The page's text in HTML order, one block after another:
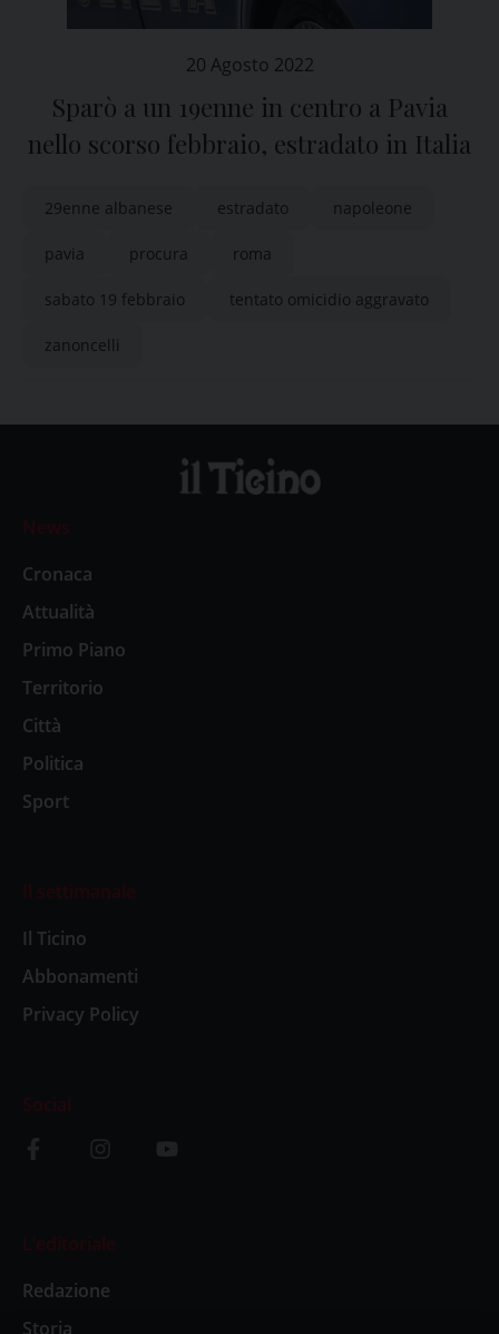
20 Agosto 2022
Sparò a un 19enne in centro a Pavia
nello scorso febbraio, estradato in Italia
29enne albanese estradato napoleone
pavia procura roma
sabato 19 febbraio tentato omicidio aggravato
zanoncelli
News
Cronaca
Attualità
Primo Piano
Territorio
Città
Politica
Sport
Il settimanale
Il Ticino
Abbonamenti
Privacy Policy
Social
L’editoriale
Redazione
Storia